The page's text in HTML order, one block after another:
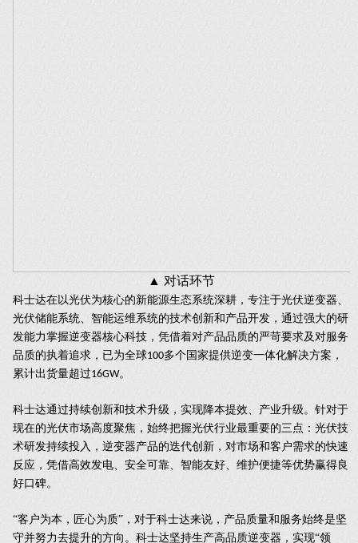
▲ 对话环节
科士达在以光伏为核心的新能源生态系统深耕，专注于光伏逆变器、
光伏储能系统、智能运维系统的技术创新和产品开发，通过强大的研
发能力掌握逆变器核心科技，凭借着对产品品质的严苛要求及对服务
品质的执着追求，已为全球100多个国家提供逆变一体化解决方案，
累计出货量超过16GW。
科士达通过持续创新和技术升级，实现降本提效、产业升级。针对于
现在的光伏市场高度聚焦，始终把握光伏行业最重要的三点：光伏技
术研发持续投入，逆变器产品的迭代创新，对市场和客户需求的快速
反应，凭借高效发电、安全可靠、智能友好、维护便捷等优势赢得良
好口碑。
“客户为本，匠心为质”，对于科士达来说，产品质量和服务始终是坚
守并努力去提升的方向。科士达坚持生产高品质逆变器，实现“领